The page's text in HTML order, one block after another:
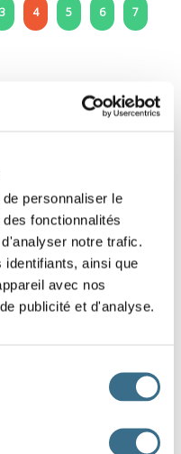
personnaliser le
fonctionnalités
notre trafic.
identifiants, ainsi que
avec nos
publicité et d'analyse.
3 4 5 6 7
: Mot de 4 lettres